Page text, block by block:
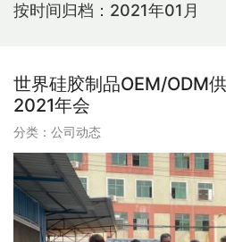
按时间归档：2021年01月
世界硅胶制品OEM/ODM
2021年会
分类： 公司动态